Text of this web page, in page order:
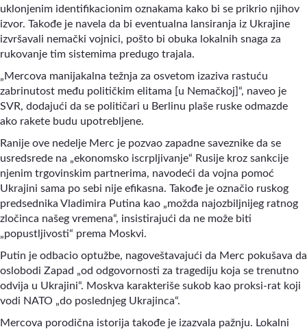
uklonjenim identifikacionim oznakama kako bi se prikrio njihov
izvor. Takođe je navela da bi eventualna lansiranja iz Ukrajine
izvršavali nemački vojnici, pošto bi obuka lokalnih snaga za
rukovanje tim sistemima predugo trajala.
„Mercova manijakalna težnja za osvetom izaziva rastuću
zabrinutost među političkim elitama [u Nemačkoj]“, naveo je
SVR, dodajući da se političari u Berlinu plaše ruske odmazde
ako rakete budu upotrebljene.
Ranije ove nedelje Merc je pozvao zapadne saveznike da se
usredsrede na „ekonomsko iscrpljivanje“ Rusije kroz sankcije
njenim trgovinskim partnerima, navodeći da vojna pomoć
Ukrajini sama po sebi nije efikasna. Takođe je označio ruskog
predsednika Vladimira Putina kao „možda najozbiljnijeg ratnog
zločinca našeg vremena“, insistirajući da ne može biti
„popustljivosti“ prema Moskvi.
Putin je odbacio optužbe, nagoveštavajući da Merc pokušava da
oslobodi Zapad „od odgovornosti za tragediju koja se trenutno
odvija u Ukrajini“. Moskva karakteriše sukob kao proksi-rat koji
vodi NATO „do poslednjeg Ukrajinca“.
Mercova porodična istorija takođe je izazvala pažnju. Lokalni